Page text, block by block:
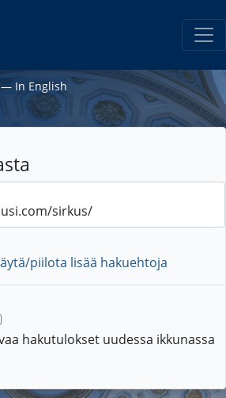
― In English
piilota lisää hakuehtoja
hakutulokset uudessa ikkunassa